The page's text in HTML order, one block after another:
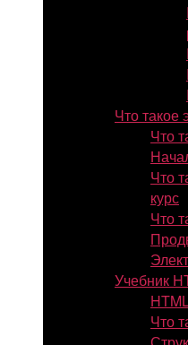
Что такое
Что
Что
курс
Что
Учебник
Что